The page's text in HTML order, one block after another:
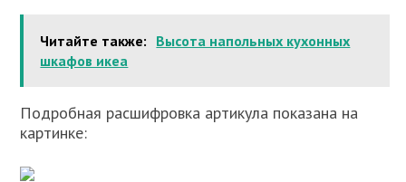
Читайте также: Высота напольных кухонных
шкафов икеа
Подробная расшифровка артикула показана на
картинке: